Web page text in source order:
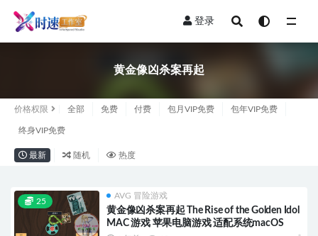
登录
黄金像凶杀案再起
价格权限 全部 免费 付费 包月VIP免费 包年VIP免费
终身VIP免费
最新 随机 热度
25
AVG 冒险游戏
黄金像凶杀案再起 The Rise of the Golden Idol
MAC 游戏 苹果电脑游戏 适配系统macOS